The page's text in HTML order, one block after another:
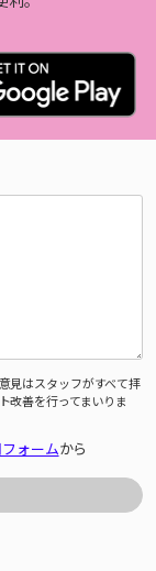
見はスタッフがすべて拝
改善を行ってまいりま
ォームから